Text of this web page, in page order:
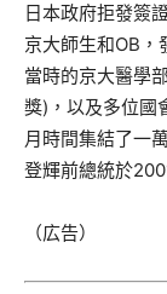
日本政府拒發簽
京大師生和OB，
當時的京大醫學
獎)，以及多位國
月時間集結了一
登輝前總統於
（広告）